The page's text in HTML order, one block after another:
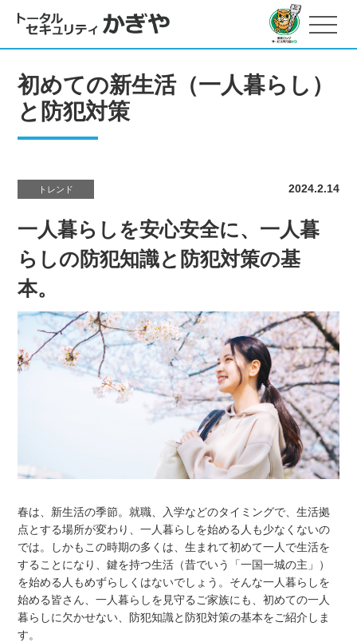
初めての新生活（一人暮らし）
と防犯対策
トレンド 2024.2.14
一人暮らしを安心安全に、一人暮
らしの防犯知識と防犯対策の基
本。
春は、新生活の季節。就職、入学などのタイミングで、生活拠
点とする場所が変わり、一人暮らしを始める人も少なくないの
では。しかもこの時期の多くは、生まれて初めて一人で生活を
することになり、鍵を持つ生活（昔でいう「一国一城の主」）
を始める人もめずらしくはないでしょう。そんな一人暮らしを
始める皆さん、一人暮らしを見守るご家族にも、初めての一人
暮らしに欠かせない、防犯知識と防犯対策の基本をご紹介しま
す。